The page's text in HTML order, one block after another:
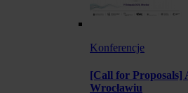
Konferencje
[Call for Proposals]
Wrocławiu